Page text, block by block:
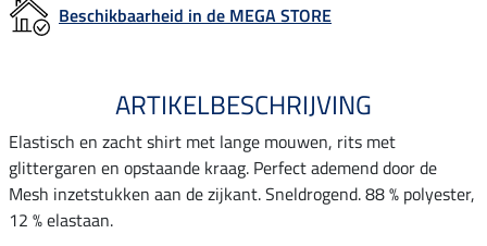
Beschikbaarheid in de MEGA STORE
ARTIKELBESCHRIJVING
Elastisch en zacht shirt met lange mouwen, rits met
glittergaren en opstaande kraag. Perfect ademend door de
Mesh inzetstukken aan de zijkant. Sneldrogend. 88 % polyester,
12 % elastaan.